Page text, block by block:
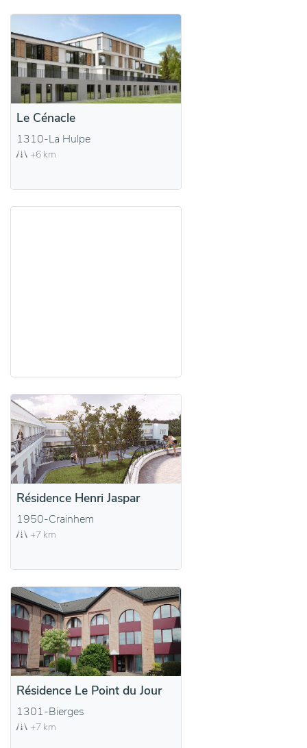
Le Cénacle
1310-La Hulpe
+6 km
Résidence Henri Jaspar
1950-Crainhem
+7 km
Résidence Le Point du Jour
1301-Bierges
+7 km